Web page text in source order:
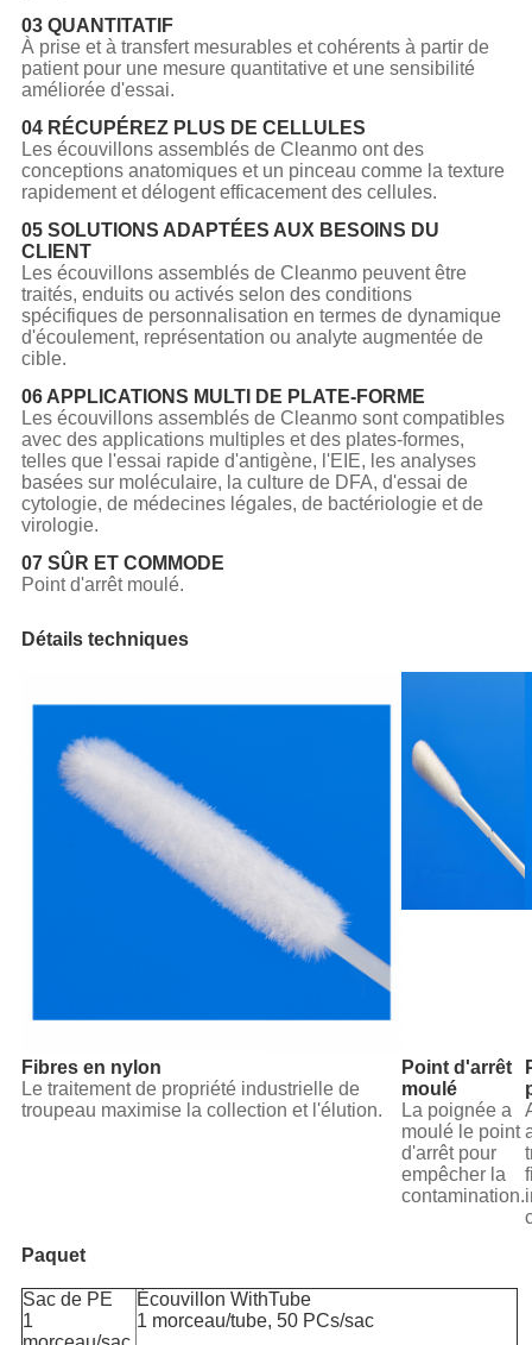
03 QUANTITATIF
À prise et à transfert mesurables et cohérents à partir de
patient pour une mesure quantitative et une sensibilité
améliorée d'essai.
04 RÉCUPÉREZ PLUS DE CELLULES
Les écouvillons assemblés de Cleanmo ont des
conceptions anatomiques et un pinceau comme la texture
rapidement et délogent efficacement des cellules.
05 SOLUTIONS ADAPTÉES AUX BESOINS DU
CLIENT
Les écouvillons assemblés de Cleanmo peuvent être
traités, enduits ou activés selon des conditions
spécifiques de personnalisation en termes de dynamique
d'écoulement, représentation ou analyte augmentée de
cible.
06 APPLICATIONS MULTI DE PLATE-FORME
Les écouvillons assemblés de Cleanmo sont compatibles
avec des applications multiples et des plates-formes,
telles que l'essai rapide d'antigène, l'EIE, les analyses
basées sur moléculaire, la culture de DFA, d'essai de
cytologie, de médecines légales, de bactériologie et de
virologie.
07 SÛR ET COMMODE
Point d'arrêt moulé.
Détails techniques
Fibres en nylon
Le traitement de propriété industrielle de
troupeau maximise la collection et l'élution.
Point d'arrêt
moulé
La poignée a
moulé le point
d'arrêt pour
empêcher la
contamination.
Paquet
Sac de PE
1
Écouvillon WithTube
1 morceau/tube, 50 PCs/sac